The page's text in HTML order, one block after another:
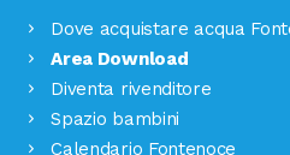
Dove acquistare acqua
Area Download
Diventa rivenditore
Spazio bambini
Calendario Fontenoce